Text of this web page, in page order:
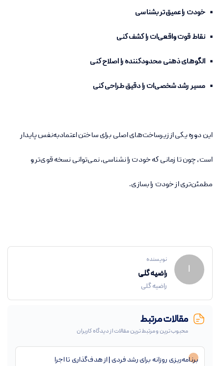
• خودت را عمیق‌تر بشناسی
• نقاط قوت واقعی‌ات را کشف کنی
• الگوهای ذهنی محدودکننده را اصلاح کنی
• مسیر رشد شخصی‌ات را دقیق طراحی کنی
این دوره یکی از زیرساخت‌های اصلی برای ساختن اعتمادبه‌نفس پایدار
است، چون تا زمانی که خودت را نشناسی، نمی‌توانی نسخه قوی‌تر و
مطمئن‌تری از خودت را بسازی.
ا
نویسنده
راضیه گلی
راضیه گلی
مقالات مرتبط
محبوب ترین و مرتبط ترین مقالات از دیدگاه کاربران
برنامه‌ریزی روزانه برای رشد فردی | از هدف‌گذاری تا اجرا